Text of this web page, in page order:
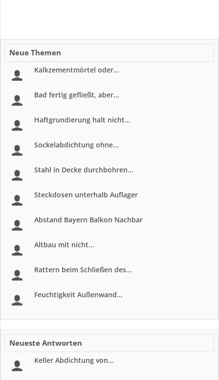
Neue Themen
Kalkzementmörtel oder...
Bad fertig gefließt, aber...
Haftgrundierung halt nicht...
Sockelabdichtung ohne...
Stahl in Decke durchbohren...
Steckdosen unterhalb Auflager
Abstand Bayern Balkon Nachbar
Altbau mit nicht...
Rattern beim Schließen des...
Feuchtigkeit Außenwand...
Neueste Antworten
Keller Abdichtung von...